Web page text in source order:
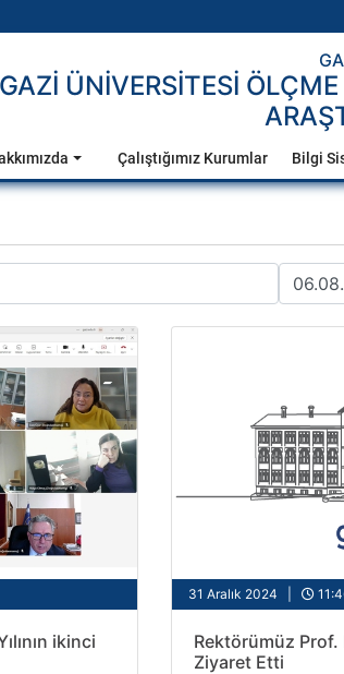
GAZİ ÜNİVERSİTESİ
Çalıştığımız Kurumlar Bilgi
ikinci
31 Aralık 2024 |
Rektörümüz
Ziyaret Etti